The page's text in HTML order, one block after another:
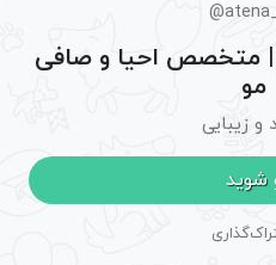
| متخصص احیا و صافی
مو
و زیبایی
شوید